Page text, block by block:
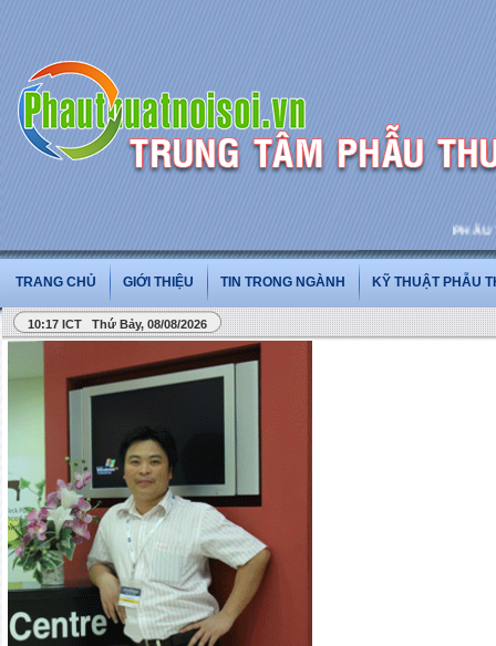
PHẪU
TRANG CHỦ GIỚI THIỆU TIN TRONG NGÀNH KỸ THUẬT PHẪU
10:17 ICT Thứ Bảy, 08/08/2026